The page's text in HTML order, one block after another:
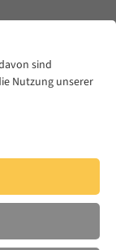
sind
Nutzung unserer